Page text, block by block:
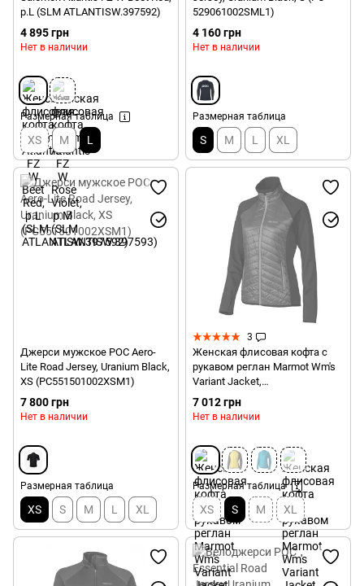
р.L (SLM ATLANTISW.397592)
4 895 грн
Нет в наличии
Размерная таблица
XS M L
529061002SML1)
4 160 грн
Нет в наличии
Размерная таблица
S M L XL
Джерси мужское POC Aero-
Lite Road Jersey, Uranium Black,
XS (PC551501002XSM1)
7 800 грн
Нет в наличии
Размерная таблица
XS S M L XL
3
Женская флисовая кофта с
рукавом реглан Marmot Wm's
Variant Jacket,
Gemstone/Black, S (MRT
88730.6456-S)
7 012 грн
Нет в наличии
Размерная таблица
XS S M XL